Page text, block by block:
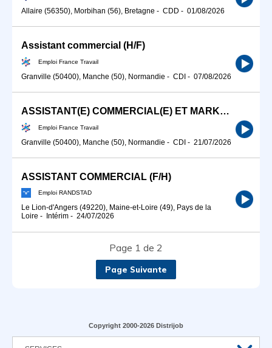
Allaire (56350), Morbihan (56), Bretagne - CDD - 01/08/2026
Assistant commercial (H/F)
Emploi France Travail
Granville (50400), Manche (50), Normandie - CDI - 07/08/2026
ASSISTANT(E) COMMERCIAL(E) ET MARKETING (H/F)
Emploi France Travail
Granville (50400), Manche (50), Normandie - CDI - 21/07/2026
ASSISTANT COMMERCIAL (F/H)
Emploi RANDSTAD
Le Lion-d'Angers (49220), Maine-et-Loire (49), Pays de la
Loire - Intérim - 24/07/2026
Page 1 de 2
Page Suivante
Copyright 2000-2026 Distrijob